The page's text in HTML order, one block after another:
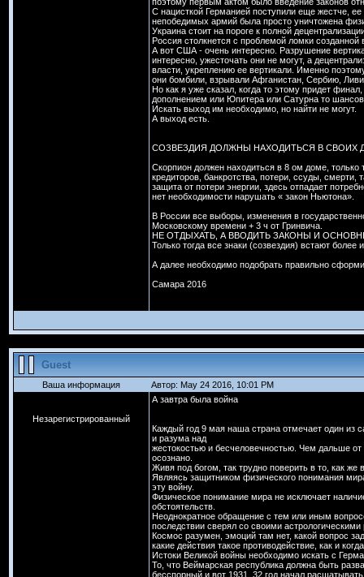
С нацисткой Германией поступили еще жестче,
непобедимых армий была просто уничтожена
Украина стоит на пороге к полной
Россия столкнется с проблемой ломки созданной
А вот США - очень интересно. Разрушение
интересно, ужесточать они не могут, а
власти, укреплению ее вертикали. Именно
они бомбили, взрывали Афганистан, Сербию,
Но как я уже сказал, когда то этому придет
дополнением или Юпитера или Сатурна то
Искать выход им необходимо, но найти не могут.
А выход есть.
СОЗВЕЗДИЯ ДОЛЖНЫ НАХОДИТЬСЯ В СВОИХ
Скорпион должен находиться в 8 ом доме, только
кредиторов, банкротства, потери, ссуды, смерти,
защита от потери энергии, здесь отпадает
нет необходимости нарушать « закон Ньютона».
В России все выборы, изменения в
Московскому времени + 3 ч от Гринвича.
НЕ ОТДЫХАТЬ, А ВВОДИТЬ ЗАКОНЫ И
Только тогда все знаки (созвездия) встают
А далее необходимо подобрать правильно
Самара 2016
Guest
Ваша информация Автор: May 24 2016, 10:01 PM
Незарегистрированный
А завтра была война
Каждый год 9 мая наша страна отмечает один
и разума над
жестокостью и бесчеловечностью. Чем дальше
осознано.
Живя под богом, так трудно поверить в то, как же
Являясь защитником физического понимания
эту войну.
Физическое понимание мира не исключает
обстоятельств.
Неоднократное обращение с тем или иным
последствии сверял со своими
Космос разумен, эмоций там нет, какой вопрос
какие действия такое противодействие, как и
Истоки Великой войны необходимо искать с
То, что Веймарская республика должна быть
бесспорный и вот 1931, 32 год начал